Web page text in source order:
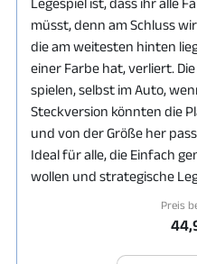
Legespiel ist, dass ihr alle
müsst, denn am Schluss
die am weitesten hinten
einer Farbe hat, verliert.
spielen, selbst im Auto,
Steckversion könnten die
und von der Größe her
Ideal für alle, die Einfach
wollen und strategische
Preis